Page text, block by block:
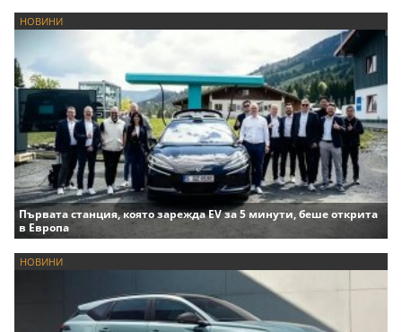
НОВИНИ
Първата станция, която зарежда EV за 5 минути, беше открита
в Европа
НОВИНИ